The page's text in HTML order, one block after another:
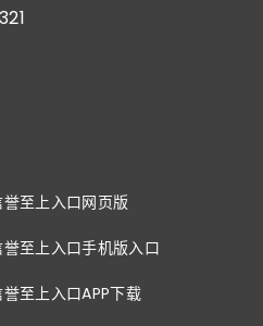
至上入口网页版
至上入口手机版入口
至上入口APP下载